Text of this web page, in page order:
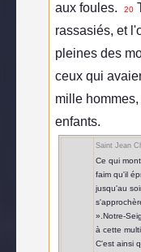
aux foules.
20
rassasiés, et
pleines des
ceux qui
mille
enfants.
Saint Jean
Ce qui
faim qu'il
jusqu'au
».Notre-
à cette
C'est ainsi